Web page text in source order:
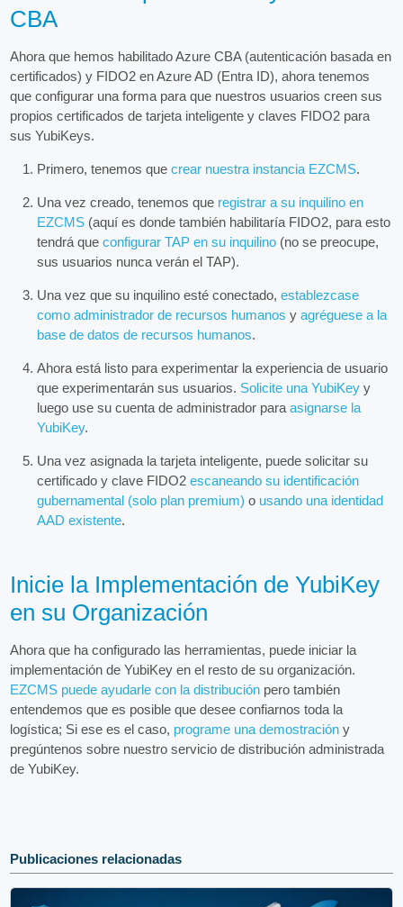
CBA
Ahora que hemos habilitado Azure CBA (autenticación basada en
certificados) y FIDO2 en Azure AD (Entra ID), ahora tenemos
que configurar una forma para que nuestros usuarios creen sus
propios certificados de tarjeta inteligente y claves FIDO2 para
sus YubiKeys.
Primero, tenemos quecrear nuestra instancia EZCMS.
Una vez creado, tenemos que registrar a su inquilino en
EZCMS (aquí es donde también habilitaría FIDO2, para esto
tendrá queconfigurar TAP en su inquilino (no se preocupe,
sus usuarios nunca verán el TAP).
Una vez que su inquilino esté conectado,establezcase
como administrador de recursos humanos yagréguese a la
base de datos de recursos humanos.
Ahora está listo para experimentar la experiencia de usuario
que experimentarán sus usuarios. Solicite una YubiKey y
luego use su cuenta de administrador paraasignarse la
YubiKey.
Una vez asignada la tarjeta inteligente, puede solicitar su
certificado y clave FIDO2escaneando su identificación
gubernamental (solo plan premium) o usando una identidad
AAD existente.
Inicie la Implementación de YubiKey
en su Organización
Ahora que ha configurado las herramientas, puede iniciar la
implementación de YubiKey en el resto de su organización.
EZCMS puede ayudarle con la distribución pero también
entendemos que es posible que desee confiarnos toda la
logística; Si ese es el caso, programe una demostración y
pregúntenos sobre nuestro servicio de distribución administrada
de YubiKey.
Publicaciones relacionadas